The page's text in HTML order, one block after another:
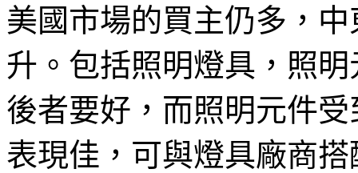
美國市場的買主仍多，
升。包括照明燈具，照
後者要好，而照明元件
表現佳，可與燈具廠商